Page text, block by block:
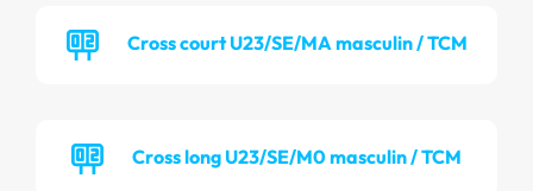
Cross court U23/SE/MA masculin / TCM
Cross long U23/SE/M0 masculin / TCM